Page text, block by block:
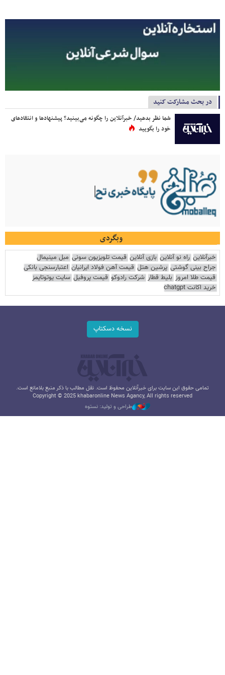
در بحث مشارکت کنید
شما نظر بدهید/ خبرآنلاین را چگونه می‌بینید؟ پیشنهادها و انتقادهای
خود را بگویید
وبگردی
خبرآنلاین راه نو آنلاین بازی آنلاین قیمت تلویزیون سونی مبل مینیمال
جراح بینی گوشتی پرشین هتل قیمت آهن فولاد ایرانیان اعتبارسنجی بانکی
قیمت طلا امروز بلیط قطار شرکت رادوکو قیمت پروفیل سایت یوتوتایمز
خرید اکانت chatgpt
نسخه دسکتاپ
تمامی حقوق این سایت برای خبرآنلاین محفوظ است. نقل مطالب با ذکر منبع بلامانع است.
Copyright © 2025 khabaronline News Agancy, All rights reserved
طراحی و تولید: نستوه